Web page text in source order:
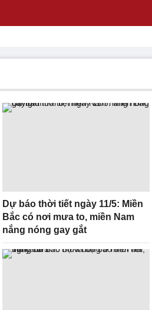
Dự báo thời tiết ngày 11/5: Miền
Bắc có nơi mưa to, miền Nam
nắng nóng gay gắt